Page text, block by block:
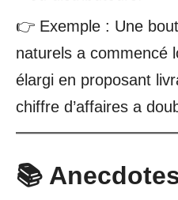
👉 Exemple : Une
naturels a commencé
élargi en proposant
chiffre d’affaires a
📚